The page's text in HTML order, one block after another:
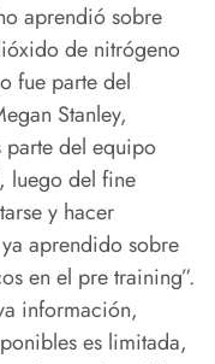
aprendió sobre
de nitrógeno
fue parte del
Stanley,
parte del equipo
luego del fine
y hacer
aprendido sobre
en el pre training”.
información,
es limitada,